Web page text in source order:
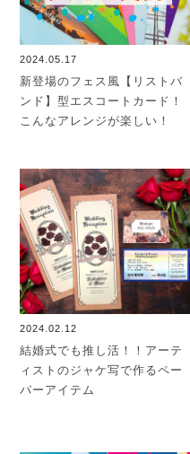
2024.05.17
新登場のフェス風【リストバ
ンド】型エスコートカード！
こんなアレンジが楽しい！
2024.02.12
結婚式でも推し活！！アーテ
ィストのジャケ写で作るペー
パーアイテム